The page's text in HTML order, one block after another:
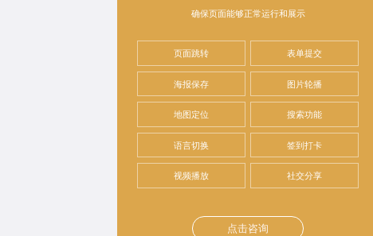
确保页面能够正常运行和展示
页面跳转 表单提交
海报保存 图片轮播
地图定位 搜索功能
语言切换 签到打卡
视频播放 社交分享
点击咨询